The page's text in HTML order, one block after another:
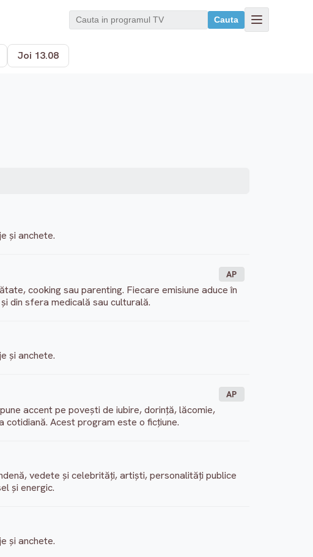
Cauta
Joi 13.08
și anchete.
AP
cooking sau parenting. Fiecare emisiune aduce în
din sfera medicală sau culturală.
și anchete.
AP
accent pe povești de iubire, dorință, lăcomie,
cotidiană. Acest program este o ficțiune.
vedete și celebrități, artiști, personalități publice
și energic.
și anchete.